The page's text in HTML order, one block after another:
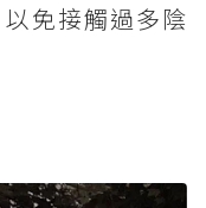
免接觸過多陰